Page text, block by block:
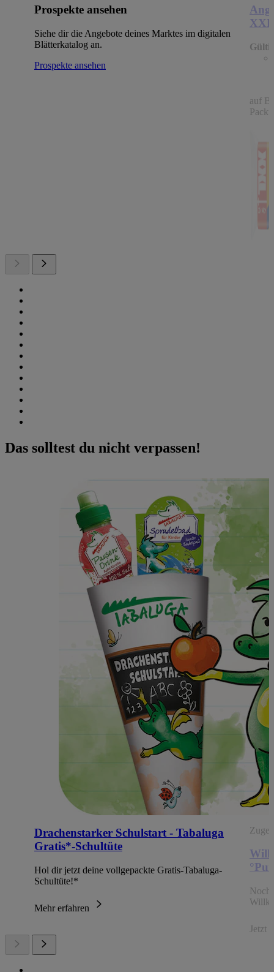
Prospekte ansehen
Siehe dir die Angebote deines Marktes im digitalen
Blätterkatalog an.
Prospekte ansehen
XXL
auf
Das solltest du nicht verpassen!
Drachenstarker Schulstart - Tabaluga
Gratis*-Schultüte
Hol dir jetzt deine vollgepackte Gratis-Tabaluga-
Schultüte!*
Mehr erfahren
Noch
Jetzt